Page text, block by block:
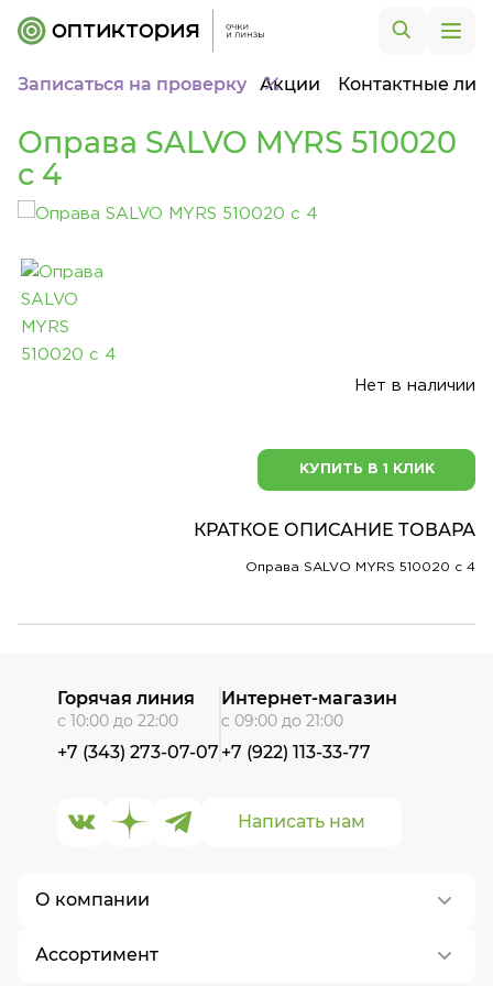
Записаться на проверку Акции Контактные
Оправа SALVO MYRS 510020
c 4
Нет в наличии
КУПИТЬ В 1 КЛИК
КРАТКОЕ ОПИСАНИЕ ТОВАРА
Оправа SALVO MYRS 510020 c 4
О компании
О нас
Ассортимент
Написать нам
Горячая линия
с 10:00 до 22:00
+7 (343) 273-07-07
Интернет-магазин
с 09:00 до 21:00
+7 (922) 113-33-77